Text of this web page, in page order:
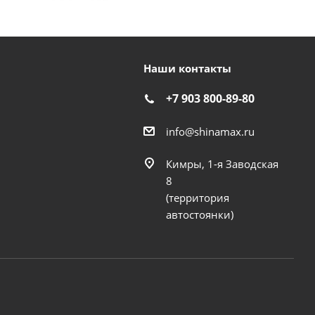
Наши контакты
+7 903 800-89-80
info@shinamax.ru
Кимры, 1-я Заводская
8
(территория
автостоянки)